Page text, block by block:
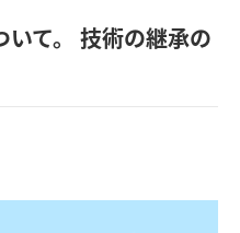
て。 技術の継承の